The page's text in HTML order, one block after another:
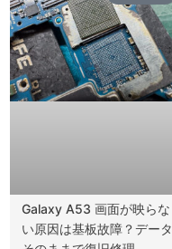
Galaxy A53 画面が映らな
い原因は基板故障？データ